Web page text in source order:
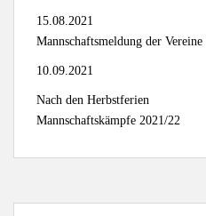
15.08.2021
Mannschaftsmeldung der Vereine
10.09.2021
Nach den Herbstferien
Mannschaftskämpfe 2021/22